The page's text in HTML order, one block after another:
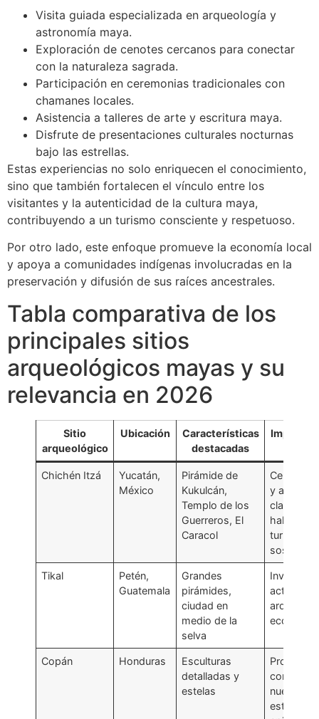
Visita guiada especializada en arqueología y
astronomía maya.
Exploración de cenotes cercanos para conectar
con la naturaleza sagrada.
Participación en ceremonias tradicionales con
chamanes locales.
Asistencia a talleres de arte y escritura maya.
Disfrute de presentaciones culturales nocturnas
bajo las estrellas.
Estas experiencias no solo enriquecen el conocimiento,
sino que también fortalecen el vínculo entre los
visitantes y la autenticidad de la cultura maya,
contribuyendo a un turismo consciente y respetuoso.
Por otro lado, este enfoque promueve la economía local
y apoya a comunidades indígenas involucradas en la
preservación y difusión de sus raíces ancestrales.
Tabla comparativa de los
principales sitios
arqueológicos mayas y su
relevancia en 2026
Sitio
arqueológico
Ubicación
Características
destacadas
Chichén Itzá
Yucatán,
México
Pirámide de
Kukulcán,
Templo de los
Guerreros, El
Caracol
Centro
y
clave,
hallazgos
turismo
sostenible
Tikal
Petén,
Guatemala
Grandes
pirámides,
ciudad en
medio de la
selva
actuales
ecología
Copán Honduras
Esculturas
detalladas y
estelas
nuevos
estudios